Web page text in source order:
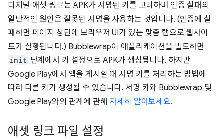
디지털 애셋 링크는 APK가 서명된 키를 고려하며 인증 실패의
일반적인 원인은 잘못된 서명을 사용하는 것입니다. (인증에 실
패하면 페이지 상단에 브라우저 UI가 있는 맞춤 탭으로 웹사이
트가 실행됩니다.) Bubblewrap이 애플리케이션을 빌드하면
init 단계에서 키 설정으로 APK가 생성됩니다. 하지만
Google Play에서 앱을 게시할 때 서명 키를 처리하는 방법에
따라 다른 키가 생성될 수 있습니다. 서명 키와 Bubblewrap 및
Google Play와의 관계에 관해 자세히 알아보세요.
애셋 링크 파일 설정